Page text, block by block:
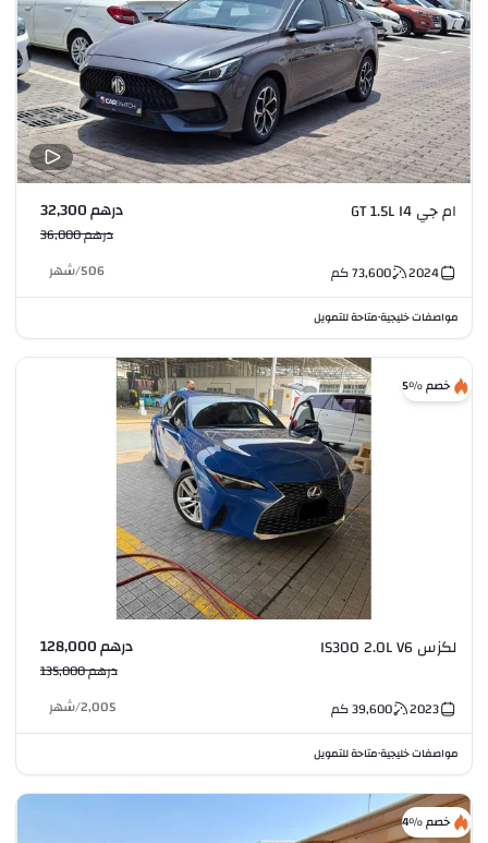
ام جي GT 1.5L I4 درهم 32,300
درهم 36,000
2024
73,600كم 506
/شهر
مواصفات خليجية•متاحة للتمويل
خصم %5
لكزس IS300 2.0L V6 درهم 128,000
درهم 135,000
2023
39,600كم 2,005
/شهر
مواصفات خليجية•متاحة للتمويل
خصم %4